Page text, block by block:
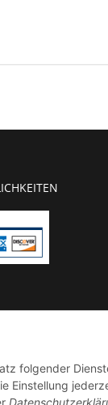
folgender
Einstellung